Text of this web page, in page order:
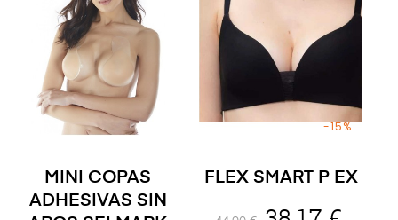
MINI COPAS
ADHESIVAS SIN
FLEX SMART P EX
-15%